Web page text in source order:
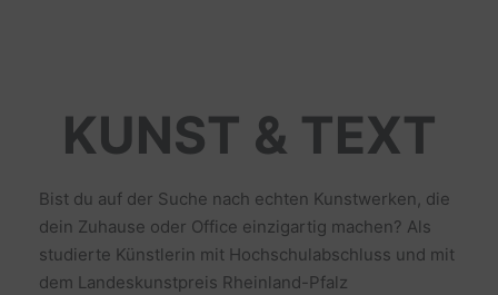
KUNST & TEXT
Bist du auf der Suche nach echten Kunstwerken, die
dein Zuhause oder Office einzigartig machen? Als
studierte Künstlerin mit Hochschulabschluss und mit
dem Landeskunstpreis Rheinland-Pfalz